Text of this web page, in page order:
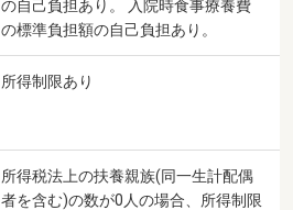
の自己負担あり。 入院時食事療養費
の標準負担額の自己負担あり。
所得制限あり
所得税法上の扶養親族(同一生計配偶
者を含む)の数が0人の場合、所得制限